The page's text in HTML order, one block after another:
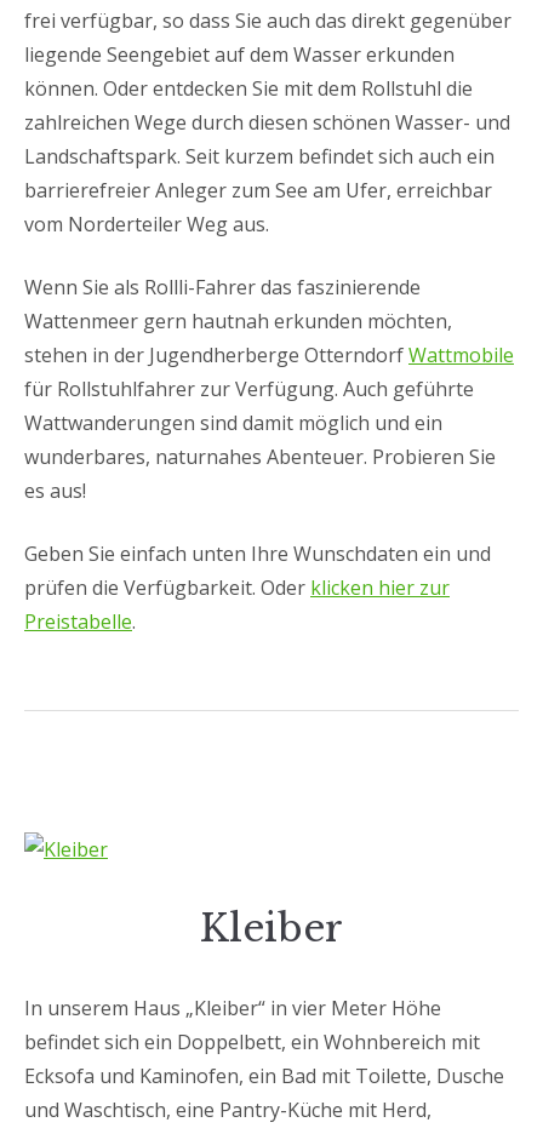
frei verfügbar, so dass Sie auch das direkt gegenüber
liegende Seengebiet auf dem Wasser erkunden
können. Oder entdecken Sie mit dem Rollstuhl die
zahlreichen Wege durch diesen schönen Wasser- und
Landschaftspark. Seit kurzem befindet sich auch ein
barrierefreier Anleger zum See am Ufer, erreichbar
vom Norderteiler Weg aus.
Wenn Sie als Rollli-Fahrer das faszinierende
Wattenmeer gern hautnah erkunden möchten,
stehen in der Jugendherberge OtterndorfWattmobile
für Rollstuhlfahrer zur Verfügung. Auch geführte
Wattwanderungen sind damit möglich und ein
wunderbares, naturnahes Abenteuer. Probieren Sie
es aus!
Geben Sie einfach unten Ihre Wunschdaten ein und
prüfen die Verfügbarkeit. Oder klicken hier zur
Preistabelle.
Kleiber
In unserem Haus „Kleiber“ in vier Meter Höhe
befindet sich ein Doppelbett, ein Wohnbereich mit
Ecksofa und Kaminofen, ein Bad mit Toilette, Dusche
und Waschtisch, eine Pantry-Küche mit Herd,